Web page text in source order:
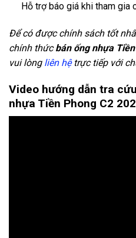
Hỗ trợ báo giá khi tham gia
Để có được chính sách tốt
chính thứcbán ống nhựa
vui lòng liên hệtrực tiếp với
Video hướng dẫn tra
nhựa Tiền Phong C2